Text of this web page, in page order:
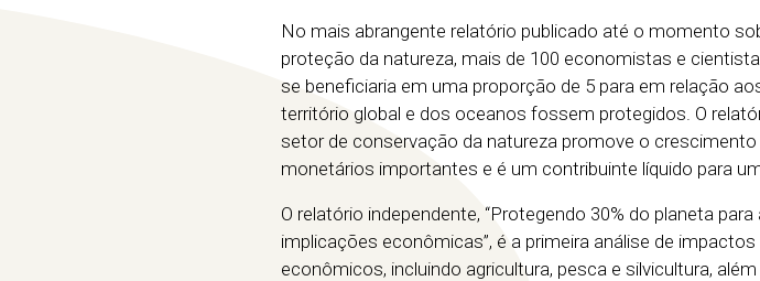
No mais abrangente relatório publicado até o momento
proteção da natureza, mais de 100 economistas e
se beneficiaria em uma proporção de 5 para em relação
território global e dos oceanos fossem protegidos. O
setor de conservação da natureza promove o
monetários importantes e é um contribuinte líquido para
O relatório independente, “Protegendo 30% do planeta
implicações econômicas”, é a primeira análise de
econômicos, incluindo agricultura, pesca e silvicultura,